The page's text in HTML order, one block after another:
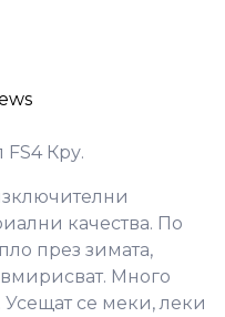
Кру.
качества. По
през зимата,
Много
се меки, леки